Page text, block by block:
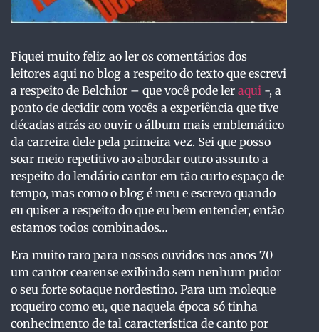
Fiquei muito feliz ao ler os comentários dos
leitores aqui no blog a respeito do texto que escrevi
a respeito de Belchior – que você pode ler aqui -, a
ponto de decidir com vocês a experiência que tive
décadas atrás ao ouvir o álbum mais emblemático
da carreira dele pela primeira vez. Sei que posso
soar meio repetitivo ao abordar outro assunto a
respeito do lendário cantor em tão curto espaço de
tempo, mas como o blog é meu e escrevo quando
eu quiser a respeito do que eu bem entender, então
estamos todos combinados…
Era muito raro para nossos ouvidos nos anos 70
um cantor cearense exibindo sem nenhum pudor
o seu forte sotaque nordestino. Para um moleque
roqueiro como eu, que naquela época só tinha
conhecimento de tal característica de canto por